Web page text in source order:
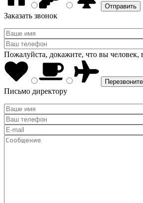
Заказать звонок
Пожалуйста, докажите, что вы человек,
Письмо директору